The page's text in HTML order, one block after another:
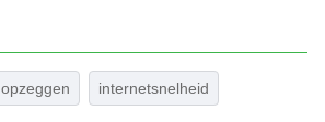
opzeggen internetsnelheid